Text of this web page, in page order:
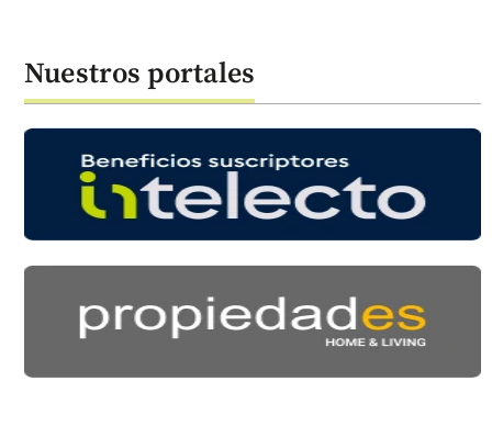
Nuestros portales